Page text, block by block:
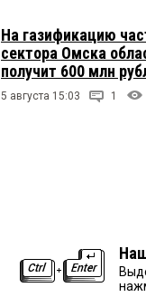
На газификацию
сектора Омска
получит 600 млн
5 августа 15:03 1